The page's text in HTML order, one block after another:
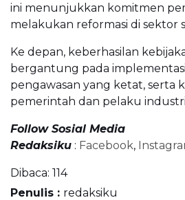
ini menunjukkan komitmen
melakukan reformasi di sektor
Ke depan, keberhasilan
bergantung pada
pengawasan yang ketat, serta
pemerintah dan pelaku
Follow Sosial Media
Redaksiku : Facebook,
Dibaca: 114
Penulis : redaksiku